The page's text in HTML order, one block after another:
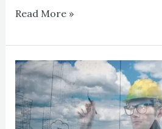
Read More »
Projeto
de
Arquitetura
e